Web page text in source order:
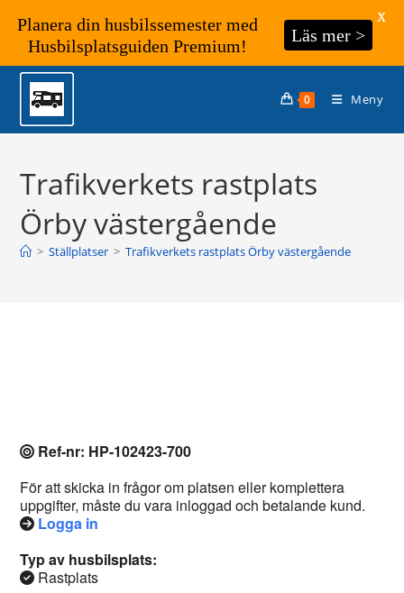
Hoppa
innehållet
0 Meny
Trafikverkets rastplats
Örby västergående
> Ställplatser > Trafikverkets rastplats Örby västergående
Ref-nr: HP-102423-700
För att skicka in frågor om platsen eller komplettera
uppgifter, måste du vara inloggad och betalande kund.
Logga in
Typ av husbilsplats:
Rastplats
Planera din husbilssemester med
Husbilsplatsguiden Premium!
Läs mer >
X